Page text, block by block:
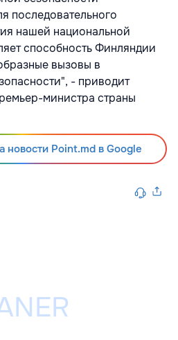
последовательного
нашей национальной
способность Финляндии
вызовы в
- приводит
министра страны
новости Point.md в Google